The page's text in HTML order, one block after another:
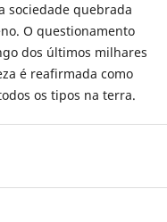
sociedade quebrada
O questionamento
dos últimos milhares
é reafirmada como
os tipos na terra.